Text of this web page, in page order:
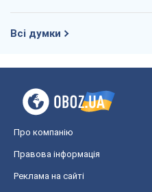
Всі думки
Про компанію
Правова інформація
Реклама на сайті